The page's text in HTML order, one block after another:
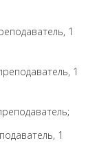
1
1
1